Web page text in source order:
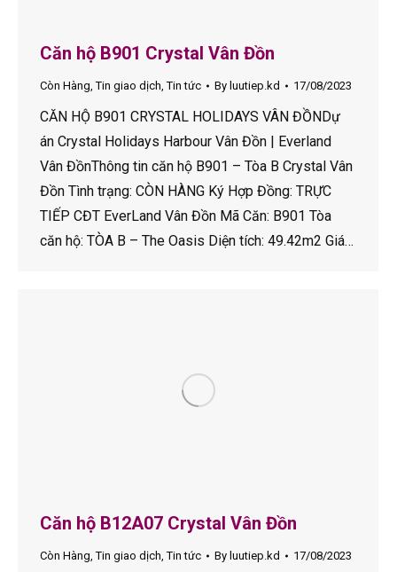
Căn hộ B901 Crystal Vân Đồn
Còn Hàng,Tin giao dịch,Tin tức By luutiep.kd 17/08/2023
CĂN HỘ B901 CRYSTAL HOLIDAYS VÂN ĐỒNDự
án Crystal Holidays Harbour Vân Đồn | Everland
Vân ĐồnThông tin căn hộ B901 – Tòa B Crystal Vân
Đồn Tình trạng: CÒN HÀNG Ký Hợp Đồng: TRỰC
TIẾP CĐT EverLand Vân Đồn Mã Căn: B901 Tòa
căn hộ: TÒA B – The Oasis Diện tích: 49.42m2 Giá…
Căn hộ B12A07 Crystal Vân Đồn
Còn Hàng,Tin giao dịch,Tin tức By luutiep.kd 17/08/2023